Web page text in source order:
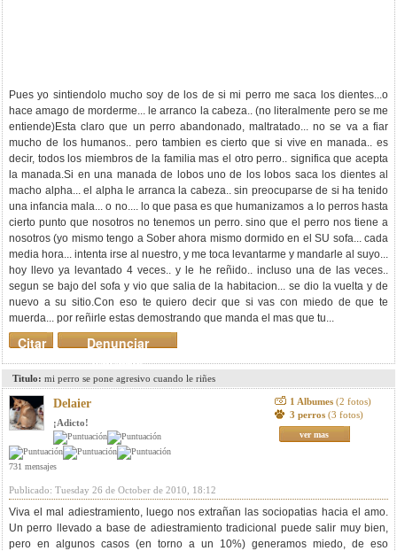
Pues yo sintiendolo mucho soy de los de si mi perro me saca los dientes...o
hace amago de morderme... le arranco la cabeza.. (no literalmente pero se me
entiende)Esta claro que un perro abandonado, maltratado... no se va a fiar
mucho de los humanos.. pero tambien es cierto que si vive en manada.. es
decir, todos los miembros de la familia mas el otro perro.. significa que acepta
la manada.Si en una manada de lobos uno de los lobos saca los dientes al
macho alpha... el alpha le arranca la cabeza.. sin preocuparse de si ha tenido
una infancia mala... o no.... lo que pasa es que humanizamos a lo perros hasta
cierto punto que nosotros no tenemos un perro. sino que el perro nos tiene a
nosotros (yo mismo tengo a Sober ahora mismo dormido en el SU sofa... cada
media hora... intenta irse al nuestro, y me toca levantarme y mandarle al suyo...
hoy llevo ya levantado 4 veces.. y le he reñido.. incluso una de las veces..
segun se bajo del sofa y vio que salia de la habitacion... se dio la vuelta y de
nuevo a su sitio.Con eso te quiero decir que si vas con miedo de que te
muerda... por reñirle estas demostrando que manda el mas que tu...
Denunciar
mensaje
Citar
Titulo: mi perro se pone agresivo cuando le riñes
Delaier
¡Adicto!
731 mensajes
1 Albumes (2 fotos)
3 perros (3 fotos)
ver mas
Publicado: Tuesday 26 de October de 2010, 18:12
Viva el mal adiestramiento, luego nos extrañan las sociopatias hacia el amo.
Un perro llevado a base de adiestramiento tradicional puede salir muy bien,
pero en algunos casos (en torno a un 10%) generamos miedo, de eso